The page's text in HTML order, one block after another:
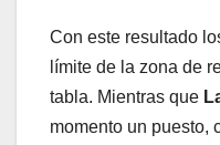
Con este resultado
límite de la zona de
tabla. Mientras que
momento un puesto,